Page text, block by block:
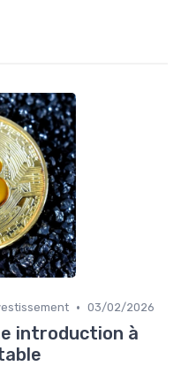
• 03/02/2026
introduction à